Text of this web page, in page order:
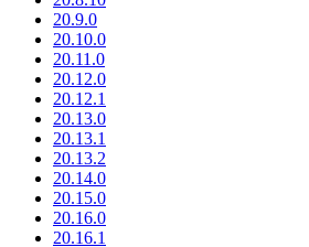
20.9.0
20.10.0
20.11.0
20.12.0
20.12.1
20.13.0
20.13.1
20.13.2
20.14.0
20.15.0
20.16.0
20.16.1